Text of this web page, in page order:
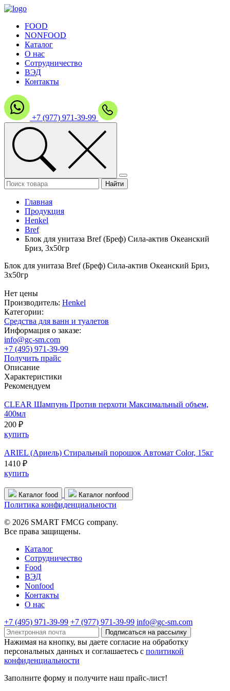
FOOD
NONFOOD
Каталог
О нас
Сотрудничество
ВЭД
Контакты
+7 (977) 971-39-99
Главная
Продукция
Henkel
Bref
Блок для унитаза Bref (Бреф) Сила-актив Океанский
Бриз, 3х50гр
Блок для унитаза Bref (Бреф) Сила-актив Океанский Бриз,
3х50гр
Нет цены
Производитель: Henkel
Категории:
Средства для ванн и туалетов
Информация о заказе:
info@gc-sm.com
+7 (495) 971-39-99
Получить прайс
Описание
Характеристики
Рекомендуем
CLEAR Шампунь Против перхоти Максимальный объем,
400мл
200 ₽
купить
ARIEL (Ариель) Стиральный порошок Автомат Color, 15кг
1410 ₽
купить
Каталог food Каталог nonfood
Политика конфиденциальности
© 2026 SMART FMCG company.
Все права защищены.
Каталог
Cотрудничество
Food
ВЭД
Nonfood
Контакты
О нас
+7 (495) 971-39-99 +7 (977) 971-39-99 info@gc-sm.com
Подписаться на рассылку
Нажимая на кнопку, вы даете согласие на обработку
персональных данных и соглашаетесь c политикой
конфиденциальности
Заполните форму и получите наш прайс-лист!